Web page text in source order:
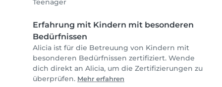
Teenager
Erfahrung mit Kindern mit besonderen
Bedürfnissen
Alicia ist für die Betreuung von Kindern mit
besonderen Bedürfnissen zertifiziert. Wende
dich direkt an Alicia, um die Zertifizierungen zu
überprüfen. Mehr erfahren